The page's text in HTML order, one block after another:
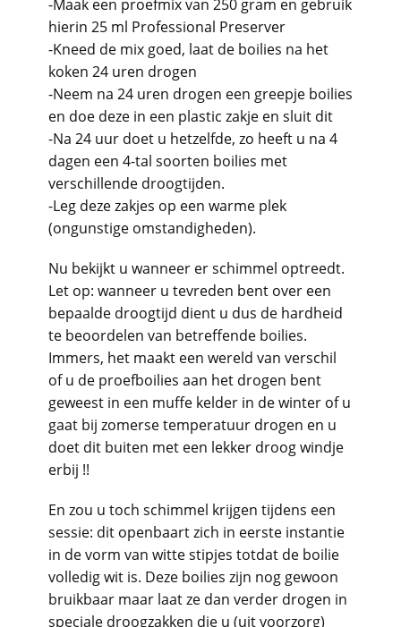
-Maak een proefmix van 250 gram en gebruik
hierin 25 ml Professional Preserver
-Kneed de mix goed, laat de boilies na het
koken 24 uren drogen
-Neem na 24 uren drogen een greepje boilies
en doe deze in een plastic zakje en sluit dit
-Na 24 uur doet u hetzelfde, zo heeft u na 4
dagen een 4-tal soorten boilies met
verschillende droogtijden.
-Leg deze zakjes op een warme plek
(ongunstige omstandigheden).
Nu bekijkt u wanneer er schimmel optreedt.
Let op: wanneer u tevreden bent over een
bepaalde droogtijd dient u dus de hardheid
te beoordelen van betreffende boilies.
Immers, het maakt een wereld van verschil
of u de proefboilies aan het drogen bent
geweest in een muffe kelder in de winter of u
gaat bij zomerse temperatuur drogen en u
doet dit buiten met een lekker droog windje
erbij !!
En zou u toch schimmel krijgen tijdens een
sessie: dit openbaart zich in eerste instantie
in de vorm van witte stipjes totdat de boilie
volledig wit is. Deze boilies zijn nog gewoon
bruikbaar maar laat ze dan verder drogen in
speciale droogzakken die u (uit voorzorg)